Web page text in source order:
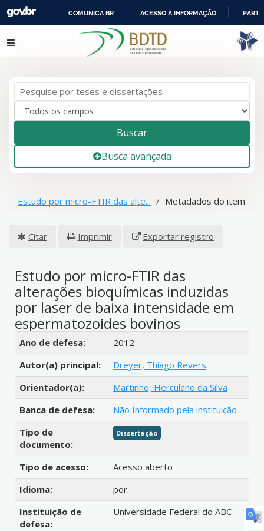
IR
PARA
COMUNICA BR ACESSO À INFORMAÇÃO
Pular para o conteúdo
Buscar
Busca avançada
Estudo por micro-FTIR das alte... Metadados do item
Citar Imprimir Exportar registro
Estudo por micro-FTIR das
alterações bioquímicas induzidas
por laser de baixa intensidade em
espermatozoides bovinos
Detalhes bibliográficos
Ano de defesa:
2012
Autor(a) principal:
Dreyer, Thiago Revers
Orientador(a):
Martinho, Herculano da Silva
Banca de defesa:
Não Informado pela instituição
Tipo de
documento:
Dissertação
Tipo de acesso:
Acesso aberto
Idioma:
por
Instituição de
defesa:
Universidade Federal do ABC